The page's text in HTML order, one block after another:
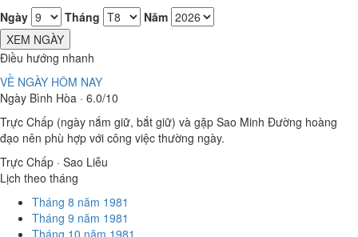
Ngày
Tháng
Năm
XEM NGÀY
Điều hướng nhanh
VỀ NGÀY HÔM NAY
Ngày Bình Hòa · 6.0/10
Trực Chấp (ngày nắm giữ, bắt giữ) và gặp Sao Minh Đường hoàng
đạo nên phù hợp với công việc thường ngày.
Trực Chấp · Sao Liễu
Lịch theo tháng
Tháng 8 năm 1981
Tháng 9 năm 1981
Tháng 10 năm 1981